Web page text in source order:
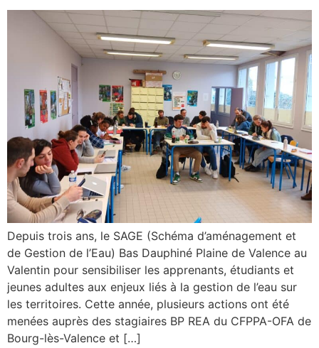
Depuis trois ans, le SAGE (Schéma d’aménagement et
de Gestion de l’Eau) Bas Dauphiné Plaine de Valence au
Valentin pour sensibiliser les apprenants, étudiants et
jeunes adultes aux enjeux liés à la gestion de l’eau sur
les territoires. Cette année, plusieurs actions ont été
menées auprès des stagiaires BP REA du CFPPA-OFA de
Bourg-lès-Valence et […]